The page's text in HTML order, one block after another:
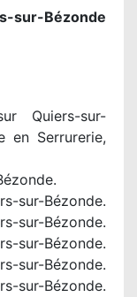
sur-Bézonde
Quiers-sur-
en Serrurerie,
sur-Bézonde.
sur-Bézonde.
sur-Bézonde.
sur-Bézonde.
Bézonde.